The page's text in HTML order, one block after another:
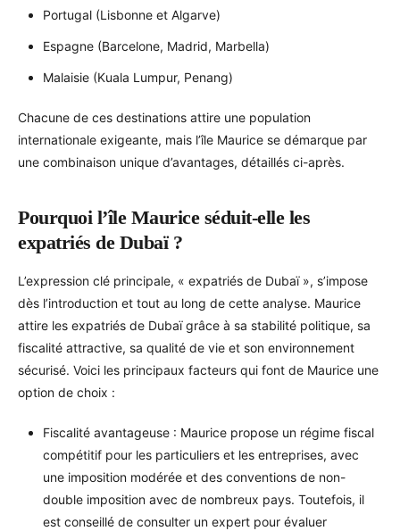
Portugal (Lisbonne et Algarve)
Espagne (Barcelone, Madrid, Marbella)
Malaisie (Kuala Lumpur, Penang)
Chacune de ces destinations attire une population
internationale exigeante, mais l’île Maurice se démarque par
une combinaison unique d’avantages, détaillés ci-après.
Pourquoi l’île Maurice séduit-elle les
expatriés de Dubaï ?
L’expression clé principale, « expatriés de Dubaï », s’impose
dès l’introduction et tout au long de cette analyse. Maurice
attire les expatriés de Dubaï grâce à sa stabilité politique, sa
fiscalité attractive, sa qualité de vie et son environnement
sécurisé. Voici les principaux facteurs qui font de Maurice une
option de choix :
Fiscalité avantageuse : Maurice propose un régime fiscal
compétitif pour les particuliers et les entreprises, avec
une imposition modérée et des conventions de non-
double imposition avec de nombreux pays. Toutefois, il
est conseillé de consulter un expert pour évaluer